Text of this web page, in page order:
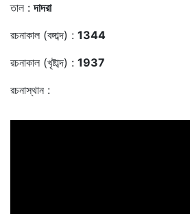
তাল :দাদরা
রচনাকাল (বঙ্গাব্দ) : 1344
রচনাকাল (খৃষ্টাব্দ) : 1937
রচনাস্থান :